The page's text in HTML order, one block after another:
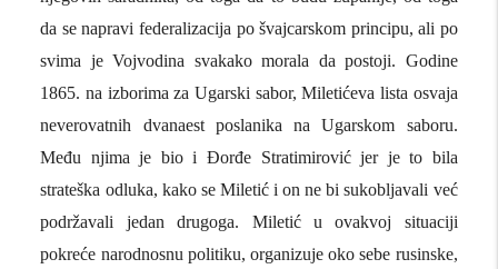
da se napravi federalizacija po švajcarskom principu, ali po
svima je Vojvodina svakako morala da postoji. Godine
1865. na izborima za Ugarski sabor, Miletićeva lista osvaja
neverovatnih dvanaest poslanika na Ugarskom saboru.
Među njima je bio i Đorđe Stratimirović jer je to bila
strateška odluka, kako se Miletić i on ne bi sukobljavali već
podržavali jedan drugoga. Miletić u ovakvoj situaciji
pokreće narodnosnu politiku, organizuje oko sebe rusinske,